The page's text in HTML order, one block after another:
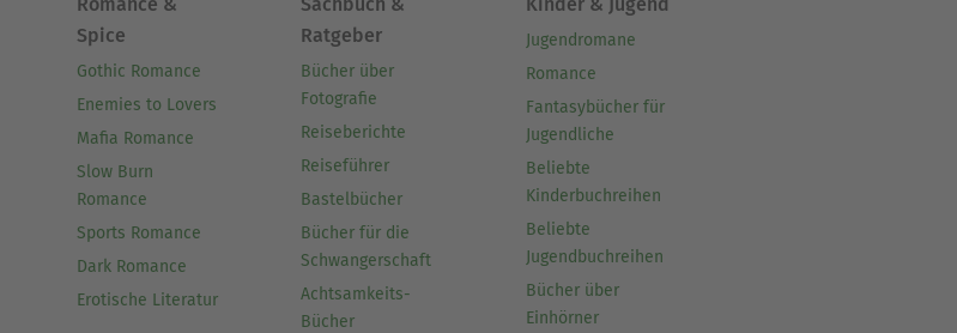
Spice
Gothic Romance
Enemies to Lovers
Mafia Romance
Slow Burn
Romance
Sports Romance
Dark Romance
Erotische Literatur
Ratgeber
Bücher über
Fotografie
Reiseberichte
Reiseführer
Bastelbücher
Bücher für die
Schwangerschaft
Achtsamkeits-
Bücher
Jugendromane
Romance
Fantasybücher für
Jugendliche
Beliebte
Kinderbuchreihen
Beliebte
Jugendbuchreihen
Bücher über
Einhörner